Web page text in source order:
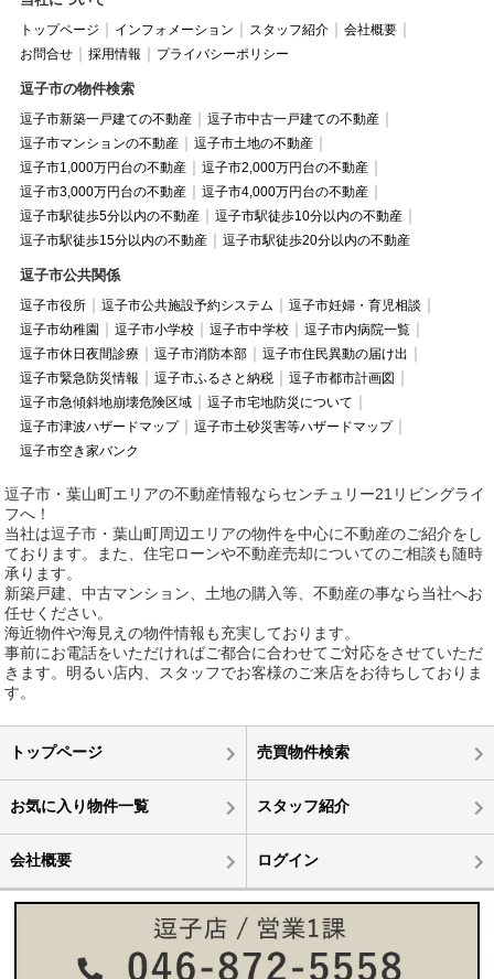
トップページ インフォメーション スタッフ紹介
会社概要
お問合せ
採用情報 プライバシーポリシー
逗子市の物件検索
逗子市新築一戸建ての不動産
逗子市中古一戸建ての不動産
逗子市マンションの不動産
逗子市土地の不動産
逗子市1,000万円台の不動産
逗子市2,000万円台の不動産
逗子市3,000万円台の不動産
逗子市4,000万円台の不動産
逗子市駅徒歩5分以内の不動産
逗子市駅徒歩10分以内の不動産
逗子市駅徒歩15分以内の不動産
逗子市駅徒歩20分以内の不動産
逗子市公共関係
逗子市役所 逗子市公共施設予約システム
逗子市妊婦・育児相談
逗子市幼稚園
逗子市小学校 逗子市中学校
逗子市内病院一覧
逗子市休日夜間診療
逗子市消防本部
逗子市住民異動の届け出
逗子市緊急防災情報
逗子市ふるさと納税
逗子市都市計画図
逗子市急傾斜地崩壊危険区域
逗子市宅地防災について
逗子市津波ハザードマップ
逗子市土砂災害等ハザードマップ
逗子市空き家バンク
逗子市・葉山町エリアの不動産情報ならセンチュリー21リビングライ
フへ！
当社は逗子市・葉山町周辺エリアの物件を中心に不動産のご紹介をし
ております。また、住宅ローンや不動産売却についてのご相談も随時
承ります。
新築戸建、中古マンション、土地の購入等、不動産の事なら当社へお
任せください。
海近物件や海見えの物件情報も充実しております。
事前にお電話をいただければご都合に合わせてご対応をさせていただ
きます。明るい店内、スタッフでお客様のご来店をお待ちしておりま
す。
トップページ 売買物件検索
お気に入り物件一覧 スタッフ紹介
会社概要 ログイン